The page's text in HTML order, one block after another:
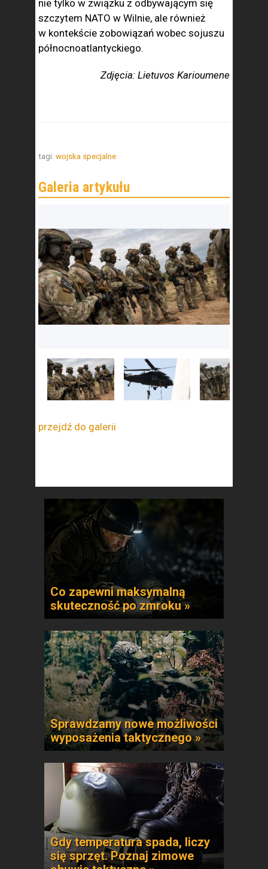
nie tylko w związku z odbywającym się
szczytem NATO w Wilnie, ale również
w kontekście zobowiązań wobec sojuszu
północnoatlantyckiego.
Zdjęcia: Lietuvos Karioumene
tagi: wojska specjalne
przejdź do galerii
Co zapewni maksymalną
skuteczność po zmroku »
Sprawdzamy nowe możliwości
wyposażenia taktycznego »
Gdy temperatura spada, liczy
się sprzęt. Poznaj zimowe